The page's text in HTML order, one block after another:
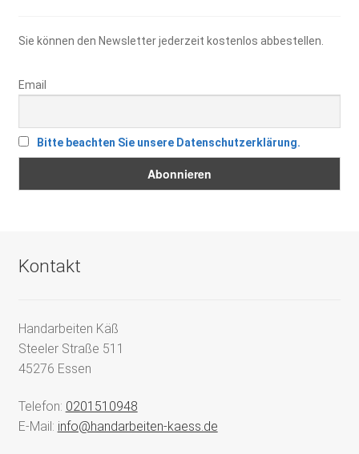
Sie können den Newsletter jederzeit kostenlos abbestellen.
Email
Bitte beachten Sie unsere Datenschutzerklärung.
Kontakt
Handarbeiten Käß
Steeler Straße 511
45276 Essen
Telefon: 0201510948
E-Mail: info@handarbeiten-kaess.de